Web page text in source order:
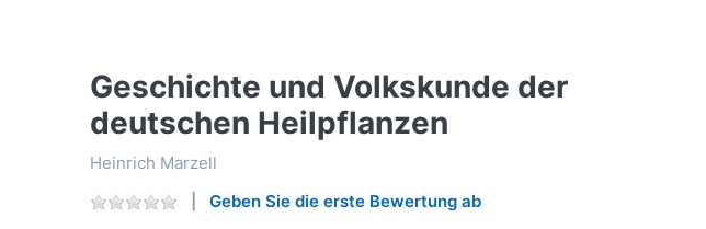
Geschichte und Volkskunde der
deutschen Heilpflanzen
Heinrich Marzell
Geben Sie die erste Bewertung ab